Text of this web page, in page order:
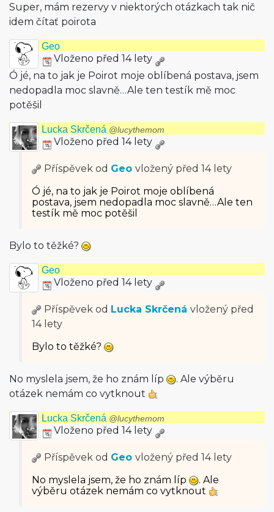
Super, mám rezervy v niektorých otázkach tak nič
idem čítať poirota
Geo
Vloženo před 14 lety
Ó jé, na to jak je Poirot moje oblíbená postava, jsem
nedopadla moc slavně…Ale ten testík mě moc
potěšil
Lucka Skrčená @lucythemom
Vloženo před 14 lety
Příspěvek od Geo vložený před 14 lety
Ó jé, na to jak je Poirot moje oblíbená
postava, jsem nedopadla moc slavně…Ale ten
testík mě moc potěšil
Bylo to těžké?
Geo
Vloženo před 14 lety
Příspěvek od Lucka Skrčená vložený před
14 lety
Bylo to těžké?
No myslela jsem, že ho znám líp
. Ale výběru
otázek nemám co vytknout
Lucka Skrčená @lucythemom
Vloženo před 14 lety
Příspěvek od Geo vložený před 14 lety
No myslela jsem, že ho znám líp
. Ale
výběru otázek nemám co vytknout